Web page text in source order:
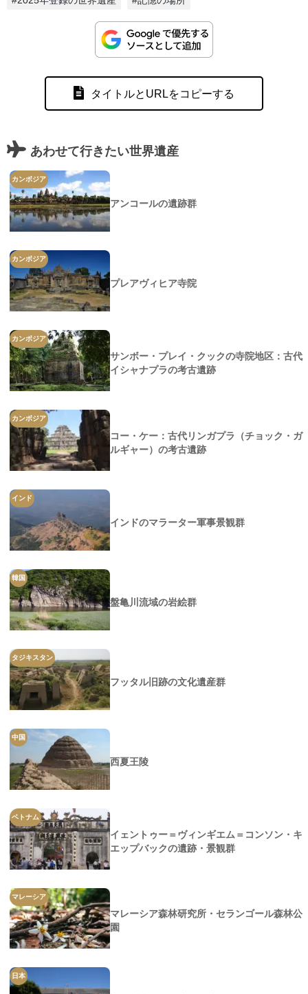
タイトルとURLをコピーする
あわせて行きたい世界遺産
カンボジア
アンコールの遺跡群
カンボジア
プレアヴィヒア寺院
カンボジア
サンボー・プレイ・クックの寺院地区：古代
イシャナプラの考古遺跡
カンボジア
コー・ケー：古代リンガプラ（チョック・ガ
ルギャー）の考古遺跡
インド
インドのマラーター軍事景観群
韓国
盤亀川流域の岩絵群
タジキスタン
フッタル旧跡の文化遺産群
中国
西夏王陵
ベトナム
イェントゥー＝ヴィンギエム＝コンソン・キ
エップバックの遺跡・景観群
マレーシア
マレーシア森林研究所・セランゴール森林公
園
日本